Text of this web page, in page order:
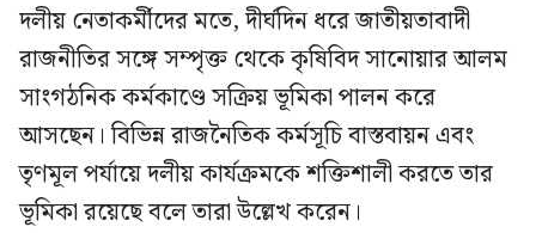
দলীয় নেতাকর্মীদের মতে, দীর্ঘদিন ধরে জাতীয়তাবাদী
রাজনীতির সঙ্গে সম্পৃক্ত থেকে কৃষিবিদ সানোয়ার আলম
সাংগঠনিক কর্মকাণ্ডে সক্রিয় ভূমিকা পালন করে
আসছেন। বিভিন্ন রাজনৈতিক কর্মসূচি বাস্তবায়ন এবং
তৃণমূল পর্যায়ে দলীয় কার্যক্রমকে শক্তিশালী করতে তার
ভূমিকা রয়েছে বলে তারা উল্লেখ করেন।